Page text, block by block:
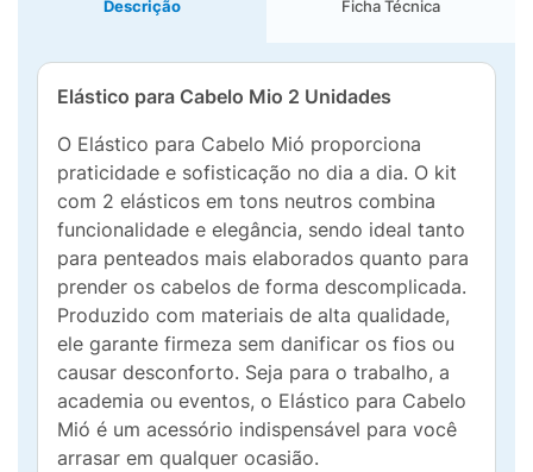
Descrição Ficha Técnica
Elástico para Cabelo Mio 2 Unidades
O Elástico para Cabelo Mió proporciona
praticidade e sofisticação no dia a dia. O kit
com 2 elásticos em tons neutros combina
funcionalidade e elegância, sendo ideal tanto
para penteados mais elaborados quanto para
prender os cabelos de forma descomplicada.
Produzido com materiais de alta qualidade,
ele garante firmeza sem danificar os fios ou
causar desconforto. Seja para o trabalho, a
academia ou eventos, o Elástico para Cabelo
Mió é um acessório indispensável para você
arrasar em qualquer ocasião.